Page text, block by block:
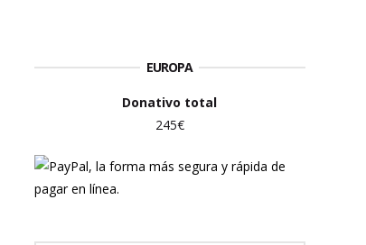
EUROPA
Donativo total
245€